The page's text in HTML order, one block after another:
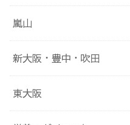
嵐山
新大阪・豊中・吹田
東大阪